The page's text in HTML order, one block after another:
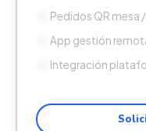
Pedidos QR mesa
App gestión
Integración